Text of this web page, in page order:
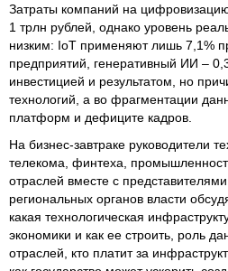
Затраты компаний на
1 трлн рублей, однако уровень
низким: IoT применяют лишь 7,1%
предприятий, генеративный ИИ –
инвестицией и результатом, но
технологий, а во фрагментации
платформ и дефиците кадров.
На бизнес-завтраке руководители
телекома, финтеха,
отраслей вместе с
региональных органов власти
какая технологическая
экономики и как ее строить, роль
отраслей, кто платит за